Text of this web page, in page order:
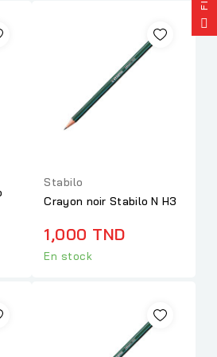
Stabilo
Crayon noir Stabilo N H3
1,000 TND
En stock